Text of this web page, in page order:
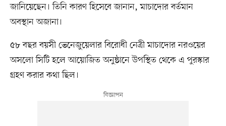
জানিয়েছেন। তিনি কারণ হিসেবে জানান, মাচাদোর বর্তমান
অবস্থান অজানা।
৫৮ বছর বয়সী ভেনেজুয়েলার বিরোধী নেত্রী মাচাদোর নরওয়ের
অসলো সিটি হলে আয়োজিত অনুষ্ঠানে উপস্থিত থেকে এ পুরস্কার
গ্রহণ করার কথা ছিল।